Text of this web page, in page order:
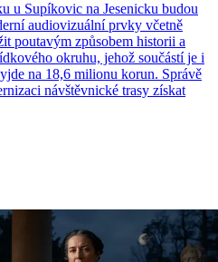
u Supíkovic na Jesenicku budou
audiovizuální prvky včetně
poutavým způsobem historii a
okruhu, jehož součástí je i
na 18,6 milionu korun. Správě
návštěvnické trasy získat